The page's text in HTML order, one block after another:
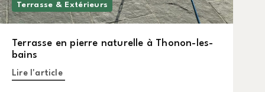
Terrasse & Extérieurs
Terrasse en pierre naturelle à Thonon-les-
bains
Lire l'article